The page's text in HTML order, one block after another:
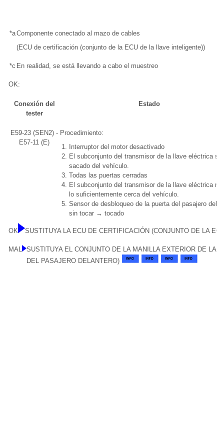
*aComponente conectado al mazo de cables
(ECU de certificación (conjunto de la ECU de la llave inteligente))
*c En realidad, se está llevando a cabo el muestreo
OK:
Conexión del
tester
Estado
E59-23 (SEN2) -
E57-11 (E)
Procedimiento:
Interruptor del motor desactivado
El subconjunto del transmisor de la llave eléctrica se
sacado del vehículo.
Todas las puertas cerradas
El subconjunto del transmisor de la llave eléctrica no
lo suficientemente cerca del vehículo.
Sensor de desbloqueo de la puerta del pasajero
sin tocar → tocado
OK SUSTITUYA LA ECU DE CERTIFICACIÓN (CONJUNTO DE LA
MAL SUSTITUYA EL CONJUNTO DE LA MANILLA EXTERIOR DE LA
DEL PASAJERO DELANTERO)